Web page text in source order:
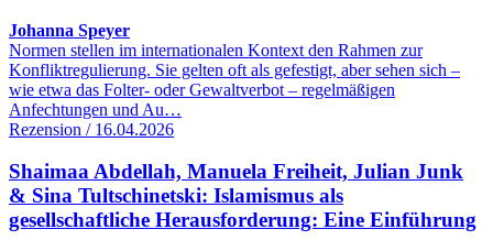
Johanna Speyer
Normen stellen im internationalen Kontext den Rahmen zur
Konfliktregulierung. Sie gelten oft als gefestigt, aber sehen sich –
wie etwa das Folter- oder Gewaltverbot – regelmäßigen
Anfechtungen und Au…
Rezension / 16.04.2026
Shaimaa Abdellah, Manuela Freiheit, Julian Junk
& Sina Tultschinetski: Islamismus als
gesellschaftliche Herausforderung: Eine Einführung